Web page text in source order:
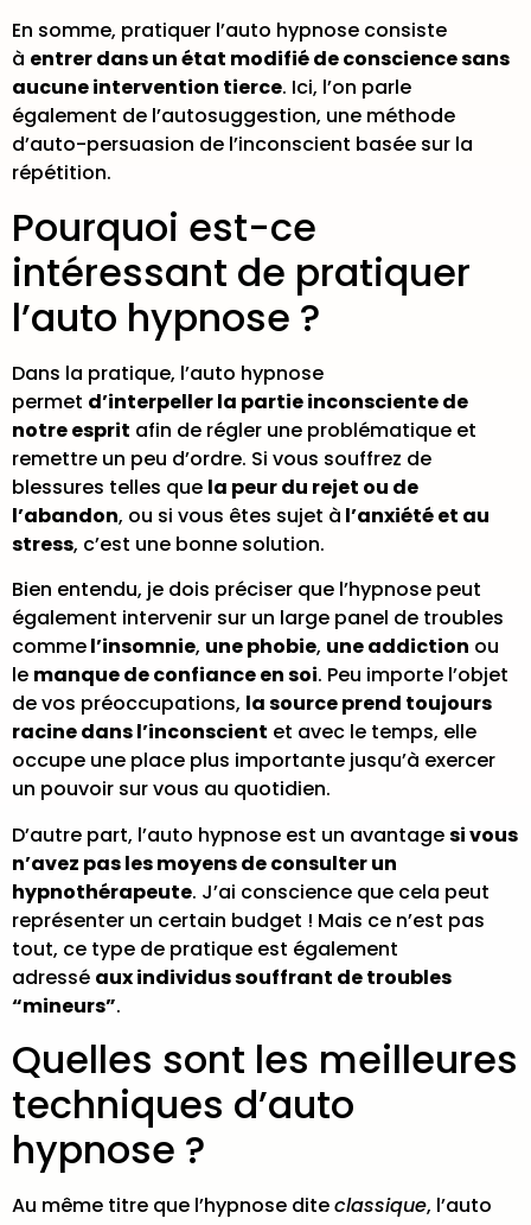
En somme, pratiquer l’auto hypnose consiste
à entrer dans un état modifié de conscience sans
aucune intervention tierce. Ici, l’on parle
également de l’autosuggestion, une méthode
d’auto-persuasion de l’inconscient basée sur la
répétition.
Pourquoi est-ce
intéressant de pratiquer
l’auto hypnose ?
Dans la pratique, l’auto hypnose
permet d’interpeller la partie inconsciente de
notre esprit afin de régler une problématique et
remettre un peu d’ordre. Si vous souffrez de
blessures telles que la peur du rejet ou de
l’abandon, ou si vous êtes sujet à l’anxiété et au
stress, c’est une bonne solution.
Bien entendu, je dois préciser que l’hypnose peut
également intervenir sur un large panel de troubles
commel’insomnie, une phobie, une addiction ou
le manque de confiance en soi. Peu importe l’objet
de vos préoccupations, la source prend toujours
racine dans l’inconscient et avec le temps, elle
occupe une place plus importante jusqu’à exercer
un pouvoir sur vous au quotidien.
D’autre part, l’auto hypnose est un avantagesi vous
n’avez pas les moyens de consulter un
hypnothérapeute. J’ai conscience que cela peut
représenter un certain budget ! Mais ce n’est pas
tout, ce type de pratique est également
adressé aux individus souffrant de troubles
“mineurs”.
Quelles sont les meilleures
techniques d’auto
hypnose ?
Au même titre que l’hypnose diteclassique, l’auto